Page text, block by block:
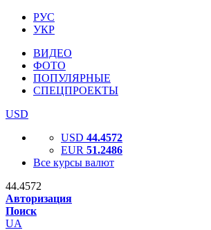
РУС
УКР
ВИДЕО
ФОТО
ПОПУЛЯРНЫЕ
СПЕЦПРОЕКТЫ
USD
USD 44.4572
EUR 51.2486
Все курсы валют
44.4572
Авторизация
Поиск
UA